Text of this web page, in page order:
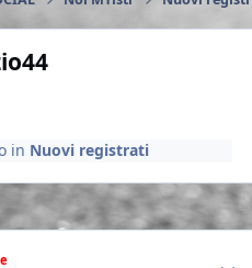
in Nuovi registrati